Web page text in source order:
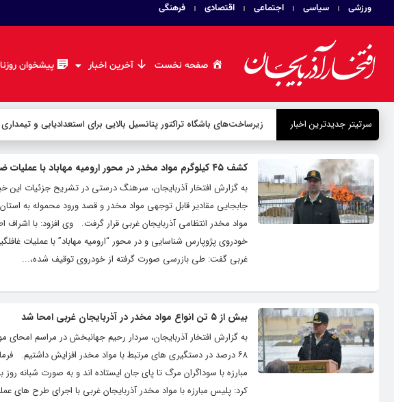
ورزشی سیاسی اجتماعی اقتصادی فرهنگی
صفحه نخست آخرین اخبار پیشخوان
سرتیتر جدیدترین اخبار زیرساخت‌های باشگاه تراکتور پتانسیل بالایی برای استعدادیابی و
کشف ۴۵ کیلوگرم مواد مخدر در محور ارومیه مهاباد با عملیات ضربتی پلیس
به گزارش افتخار آذربایجان، سرهنگ درستی در تشریح جزئیات
جابجایی مقادیر قابل توجهی مواد مخدر و قصد ورود محموله به
مواد مخدر انتظامی آذربایجان غربی قرار گرفت. وی افزود: با
خودروی پژوپارس شناسایی و در محور “ارومیه مهاباد” با عملیات
غربی گفت: طی بازرسی صورت گرفته از خودروی توقیف شده،...
بیش از ۵ تن انواع مواد مخدر در آذربایجان غربی امحا شد
۶۸ درصد در دستگیری های مرتبط با مواد مخدر افزایش داشتیم.
مبارزه با سوداگران مرگ تا پای جان ایستاده اند و به صورت
کرد: پلیس مبارزه با مواد مخدر آذربایجان غربی با اجرای طرح های عملیاتی در سطح